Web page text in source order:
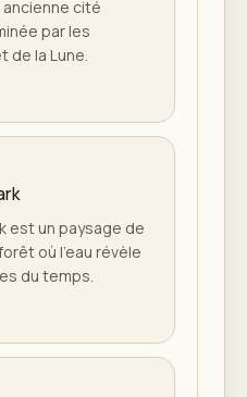
cité
par les
de la Lune.
est un paysage de
où l'eau révèle
du temps.